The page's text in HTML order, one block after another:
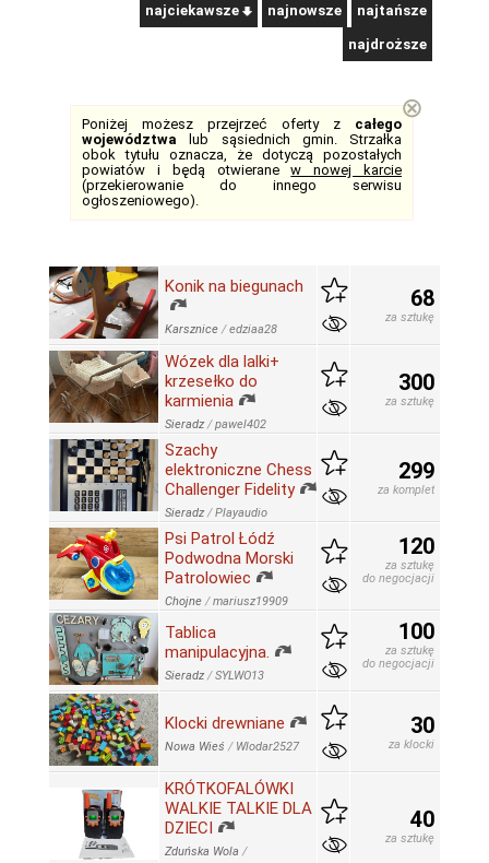
najciekawsze najnowsze najtańsze
najdroższe
Poniżej możesz przejrzeć oferty z całego
województwa lub sąsiednich gmin. Strzałka
obok tytułu oznacza, że dotyczą pozostałych
powiatów i będą otwieranew nowej karcie
(przekierowanie do innego serwisu
ogłoszeniowego).
⊗
Konik na biegunach
Karsznice /edziaa28
68
za sztukę
Wózek dla lalki+
krzesełko do
karmienia
Sieradz /pawel402
300
za sztukę
Szachy
elektroniczne Chess
Challenger Fidelity
Sieradz /Playaudio
299
za komplet
Psi Patrol Łódź
Podwodna Morski
Patrolowiec
Chojne /mariusz19909
120
za sztukę
do negocjacji
Tablica
manipulacyjna.
Sieradz /SYLWO13
100
za sztukę
do negocjacji
Klocki drewniane
Nowa Wieś / Wlodar2527
30
za klocki
KRÓTKOFALÓWKI
WALKIE TALKIE DLA
DZIECI
Zduńska Wola /
40
za sztukę